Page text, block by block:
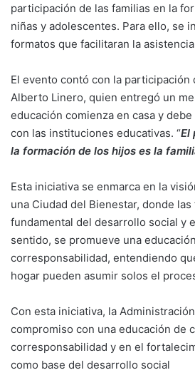
participación de las familias en la
niñas y adolescentes. Para ello, se
formatos que facilitaran la
El evento contó con la
Alberto Linero, quien entregó un
educación comienza en casa y
con las instituciones educativas. “El
la formación de los hijos es la
Esta iniciativa se enmarca en la
una Ciudad del Bienestar, donde
fundamental del desarrollo social y
sentido, se promueve una
corresponsabilidad, entendiendo
hogar pueden asumir solos el
Con esta iniciativa, la
compromiso con una educación de
corresponsabilidad y en el
como base del desarrollo social